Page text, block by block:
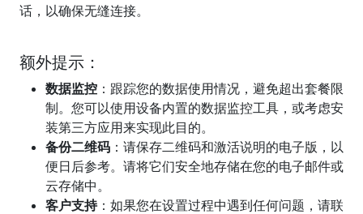
话，以确保无缝连接。
额外提示：
数据监控 ：跟踪您的数据使用情况，避免超出套餐限
制。您可以使用设备内置的数据监控工具，或考虑安
装第三方应用来实现此目的。
备份二维码 ：请保存二维码和激活说明的电子版，以
便日后参考。请将它们安全地存储在您的电子邮件或
云存储中。
客户支持：如果您在设置过程中遇到任何问题，请联